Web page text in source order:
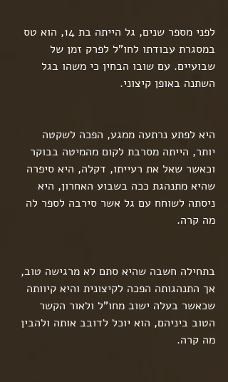
לפני מספר שנים, גל הייתה בת 14, הוא טס
במסגרת עבודתו לחו"ל לפרק זמן של
שבועיים. עם שובו הבחין כי משהו בגל
השתנה באופן קיצוני.
היא לפתע נרתעה ממגע, הפכה לשקטה
יותר, הייתה מסרבת לקום מהמיטה בבוקר
וכאשר שאל את רעייתו, דקלה, היא סיפרה
שהיא מתנהגת ככה בשבוע האחרון, היא
ניסתה לשוחח עם גל אשר סירבה לספר לה
מה קרה.
בתחילה חשבה שהיא סתם לא מרגישה טוב,
אך התנהגותה הפכה לקיצונית והיא קיוותה
שכאשר בעלה ישוב מחו"ל ולאור הקשר
הטוב ביניהם, הוא יוכל לדובב אותה ולהבין
מה קרה.